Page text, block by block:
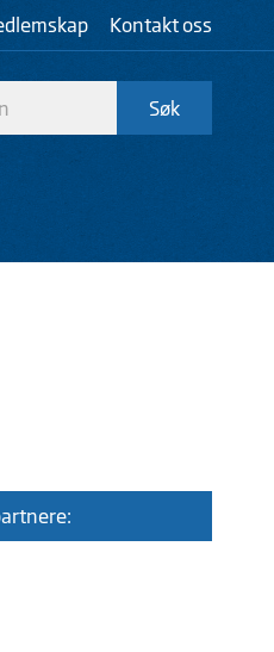
Kontakt oss